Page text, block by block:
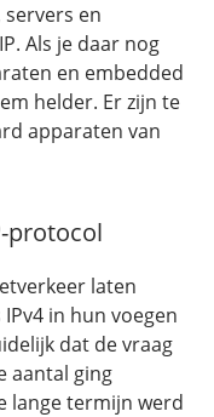
en
Als je daar nog
en embedded
helder. Er zijn te
apparaten van
protocol
laten
in hun voegen
dat de vraag
aantal ging
lange termijn werd